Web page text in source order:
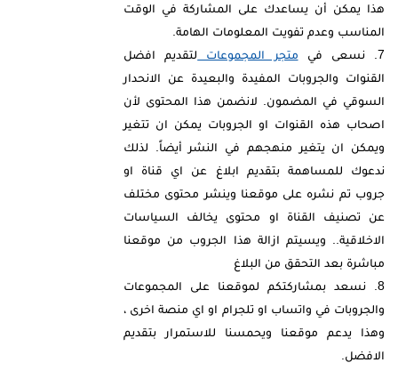
هذا يمكن أن يساعدك على المشاركة في الوقت
المناسب وعدم تفويت المعلومات الهامة.
نسعى في متجر المجموعات لتقديم افضل
القنوات والجروبات المفيدة والبعيدة عن الانحدار
السوقي في المضمون. لانضمن هذا المحتوى لأن
اصحاب هذه القنوات او الجروبات يمكن ان تتغير
ويمكن ان يتغير منهجهم في النشر أيضاً. لذلك
ندعوك للمساهمة بتقديم ابلاغ عن اي قناة او
جروب تم نشره على موقعنا وينشر محتوى مختلف
عن تصنيف القناة او محتوى يخالف السياسات
الاخلاقية.. ويسيتم ازالة هذا الجروب من موقعنا
مباشرة بعد التحقق من البلاغ
نسعد بمشاركتكم لموقعنا على المجموعات
والجروبات في واتساب او تلجرام او اي منصة اخرى ،
وهذا يدعم موقعنا ويحمسنا للاستمرار بتقديم
الافضل.